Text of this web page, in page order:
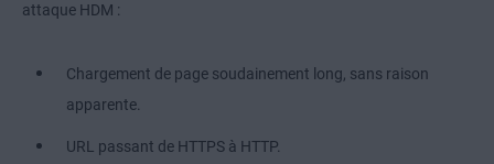
attaque HDM :
Chargement de page soudainement long, sans raison
apparente.
URL passant de HTTPS à HTTP.